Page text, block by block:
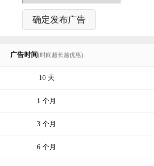
广告时间(时间越长越优惠)
10 天
1 个月
3 个月
6 个月